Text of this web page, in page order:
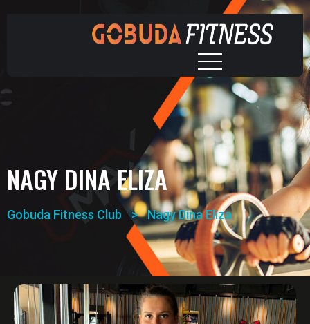
NAGY DINA ELIZA
Gobuda Fitness Club > Nagy Dina Eliza